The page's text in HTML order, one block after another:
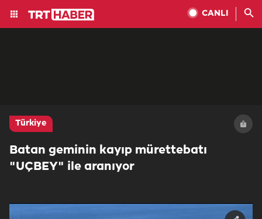
CANLI
Türkiye
Batan geminin kayıp mürettebatı
"UÇBEY" ile aranıyor